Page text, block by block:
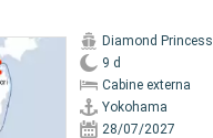
Diamond Princess
9 d
Cabine externa
Yokohama
28/07/2027